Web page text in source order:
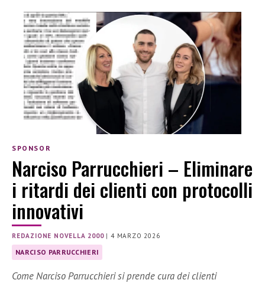
SPONSOR
Narciso Parrucchieri – Eliminare
i ritardi dei clienti con protocolli
innovativi
REDAZIONE NOVELLA 2000|4 MARZO 2026
NARCISO PARRUCCHIERI
Come Narciso Parrucchieri si prende cura dei clienti